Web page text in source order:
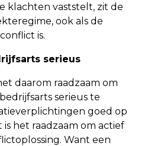
klachten vaststelt, zit de
ook als de
is.
serieus
daarom raadzaam om
serieus te
goed op
is het raadzaam om actief
Want een